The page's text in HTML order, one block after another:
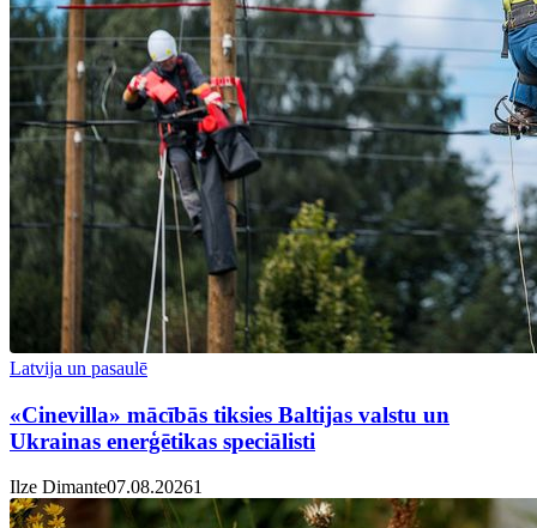
Latvija un pasaulē
«Cinevilla» mācībās tiksies Baltijas valstu un
Ukrainas enerģētikas speciālisti
Ilze Dimante07.08.20261